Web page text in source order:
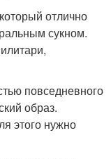
отлично
сукном.
повседневного
образ.
этого нужно